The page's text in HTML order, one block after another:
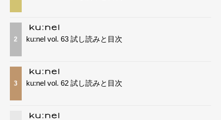
2 ku:nel vol. 63 試し読みと目次
3 ku:nel vol. 62 試し読みと目次